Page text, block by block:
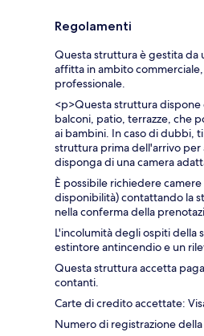
Regolamenti
Questa struttura è gestita da
affitta in ambito
professionale.
<p>Questa struttura dispone
balconi, patio, terrazze, che
ai bambini. In caso di dubbi,
struttura prima dell'arrivo per
disponga di una camera
È possibile richiedere
disponibilità) contattando la
nella conferma della
L'incolumità degli ospiti della
estintore antincendio e un
Questa struttura accetta
contanti.
Carte di credito accettate:
Numero di registrazione